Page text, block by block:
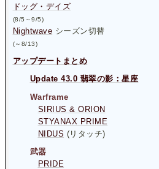
ドッグ・デイズ
(8/5～9/5)
Nightwave シーズン切替
(～8/13)
アップデートまとめ
Update 43.0 翡翠の影：星座
Warframe
SIRIUS & ORION
STYANAX PRIME
NIDUS (リタッチ)
武器
PRIDE